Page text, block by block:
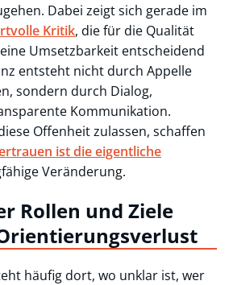
Dabei zeigt sich gerade im
Kritik, die für die Qualität
Umsetzbarkeit entscheidend
entsteht nicht durch Appelle
sondern durch Dialog,
Kommunikation.
Offenheit zulassen, schaffen
ist die eigentliche
Veränderung.
Rollen und Ziele
häufig dort, wo unklar ist, wer